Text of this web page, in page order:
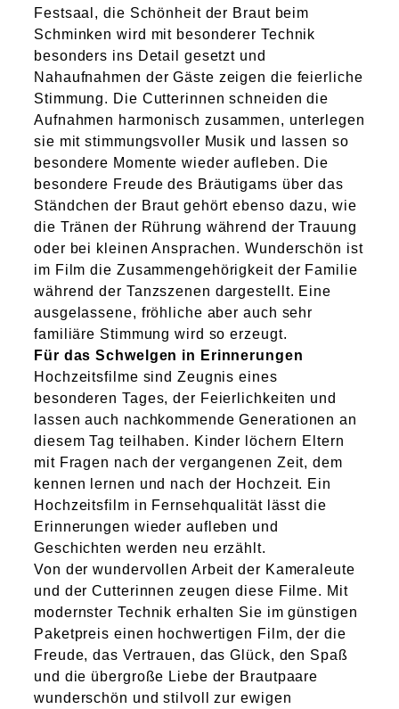
Festsaal, die Schönheit der Braut beim
Schminken wird mit besonderer Technik
besonders ins Detail gesetzt und
Nahaufnahmen der Gäste zeigen die feierliche
Stimmung. Die Cutterinnen schneiden die
Aufnahmen harmonisch zusammen, unterlegen
sie mit stimmungsvoller Musik und lassen so
besondere Momente wieder aufleben. Die
besondere Freude des Bräutigams über das
Ständchen der Braut gehört ebenso dazu, wie
die Tränen der Rührung während der Trauung
oder bei kleinen Ansprachen. Wunderschön ist
im Film die Zusammengehörigkeit der Familie
während der Tanzszenen dargestellt. Eine
ausgelassene, fröhliche aber auch sehr
familiäre Stimmung wird so erzeugt.
Für das Schwelgen in Erinnerungen
Hochzeitsfilme sind Zeugnis eines
besonderen Tages, der Feierlichkeiten und
lassen auch nachkommende Generationen an
diesem Tag teilhaben. Kinder löchern Eltern
mit Fragen nach der vergangenen Zeit, dem
kennen lernen und nach der Hochzeit. Ein
Hochzeitsfilm in Fernsehqualität lässt die
Erinnerungen wieder aufleben und
Geschichten werden neu erzählt.
Von der wundervollen Arbeit der Kameraleute
und der Cutterinnen zeugen diese Filme. Mit
modernster Technik erhalten Sie im günstigen
Paketpreis einen hochwertigen Film, der die
Freude, das Vertrauen, das Glück, den Spaß
und die übergroße Liebe der Brautpaare
wunderschön und stilvoll zur ewigen